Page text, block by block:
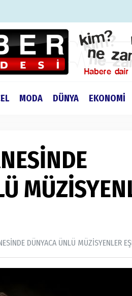
MODA DÜNYA EKONOMİ
DÜNYACA ÜNLÜ MÜZİSYENLER